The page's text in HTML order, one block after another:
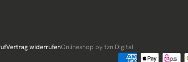
Vertrag widerrufenOnlineshop by tzn Digital
Zahlungsmethoden